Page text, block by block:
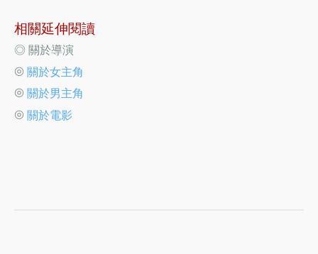
相關延伸閱讀
◎ 關於導演
◎ 關於女主角
◎ 關於男主角
◎ 關於電影